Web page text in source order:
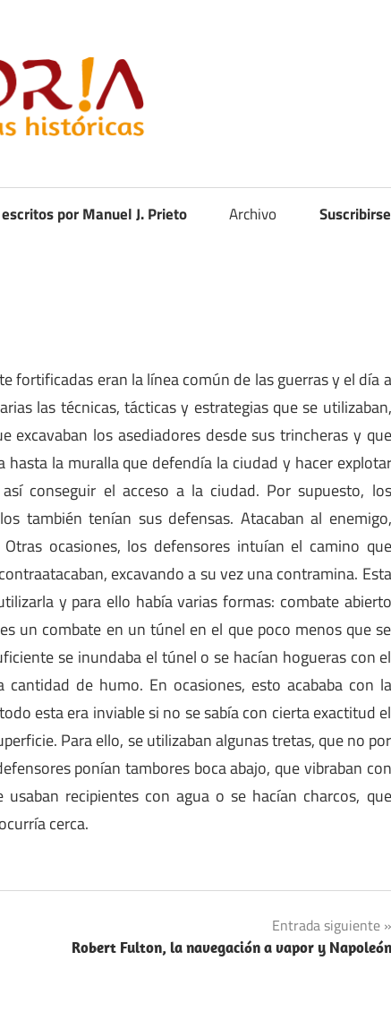
por Manuel J. Prieto Archivo
fortificadas eran la línea común de las guerras y el día a
las técnicas, tácticas y estrategias que se utilizaban,
excavaban los asediadores desde sus trincheras y que
la muralla que defendía la ciudad y hacer explotar
conseguir el acceso a la ciudad. Por supuesto, los
también tenían sus defensas. Atacaban al enemigo,
ocasiones, los defensores intuían el camino que
excavando a su vez una contramina. Esta
y para ello había varias formas: combate abierto
un combate en un túnel en el que poco menos que se
se inundaba el túnel o se hacían hogueras con el
de humo. En ocasiones, esto acababa con la
esta era inviable si no se sabía con cierta exactitud el
Para ello, se utilizaban algunas tretas, que no por
ponían tambores boca abajo, que vibraban con
recipientes con agua o se hacían charcos, que
cerca.
Entrada siguiente
Robert Fulton, la navegación a vapor y Napoleón